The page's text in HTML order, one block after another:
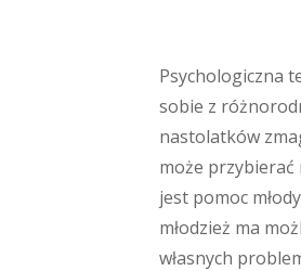
Psychologiczna
sobie z
nastolatków
może przybierać
jest pomoc
młodzież ma
własnych